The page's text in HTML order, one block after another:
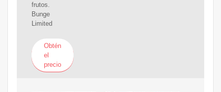
frutos.
Bunge
Limited
Obtén
el
precio